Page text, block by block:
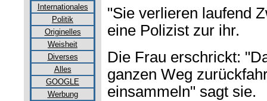
Internationales
Politik
Originelles
Weisheit
Diverses
Alles
GOOGLE
Werbung
"Sie verlieren laufend
eine Polizist zur ihr.
Die Frau erschrickt:
ganzen Weg
einsammeln" sagt sie.